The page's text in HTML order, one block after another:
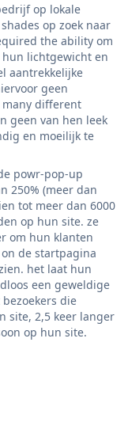
op lokale
op zoek naar
the ability om
lichtgewicht en
aantrekkelijke
geen
many different
geen van hen leek
en moeilijk te
powr-pop-up
250% (meer dan
tot meer dan 6000
op hun site. ze
om hun klanten
de startpagina
het laat hun
een geweldige
die
site, 2,5 keer langer
op hun site.